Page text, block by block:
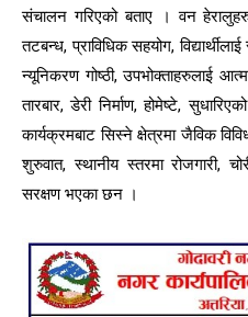
संचालन गरिएको बताए । वन
तटबन्ध, प्राविधिक सहयोग,
न्यूनिकरण गोष्ठी, उपभोक्ताहरुलाई
तारबार, डेरी निर्माण, होमेष्टे,
कार्यक्रमबाट सिस्ने क्षेत्रमा जैविक
शुरुवात, स्थानीय स्तरमा रोजगारी,
सरक्षण भएका छन ।